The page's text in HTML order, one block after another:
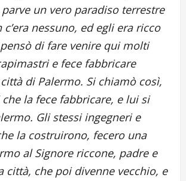
un vero paradiso terrestre
nessuno, ed egli era ricco
di fare venire qui molti
e fece fabbricare
di Palermo. Si chiamò così,
la fece fabbricare, e lui si
Gli stessi ingegneri e
la costruirono, fecero una
al Signore riccone, padre e
città, che poi divenne vecchio, e